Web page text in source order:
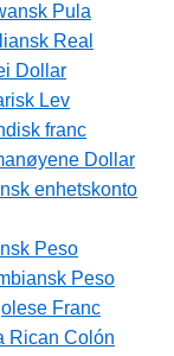
Pula
Real
Dollar
Lev
franc
Dollar
enhetskonto
Peso
Peso
Franc
Rican Colón